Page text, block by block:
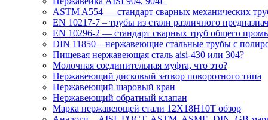
ASTM A554 — стандарт сварных механических
EN 10217-7 – трубы из стали различного
EN 10296-2 — стандарт сварных труб общего
DIN 11850 – нержавеющие стальные трубы с
Пищевая нержавеющая сталь aisi-430 или 304?
Молочная соединительная муфта, что это?
Нержавеющий дисковый затвор поворотного типа
Нержавеющий шаровый кран
Нержавеющий обратный клапан
Марка нержавеющей стали 12Х18Н10Т обзор